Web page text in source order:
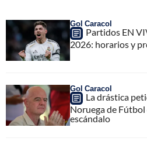
Gol Caracol
Partidos EN
2026: horarios y
Gol Caracol
La drástica
Noruega de
escándalo